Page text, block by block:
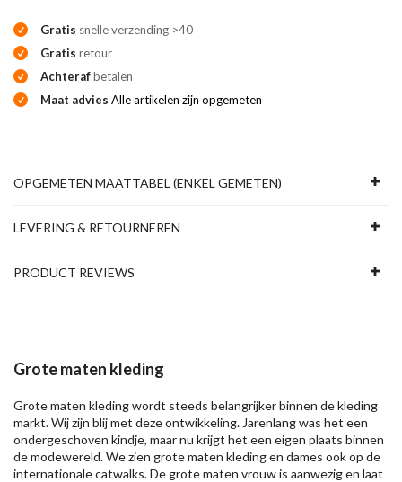
Gratis snelle verzending >40
Gratis retour
Achterafbetalen
Maat advies Alle artikelen zijn opgemeten
OPGEMETEN MAATTABEL (ENKEL GEMETEN)
LEVERING & RETOURNEREN
PRODUCT REVIEWS
Grote maten kleding
Grote maten kleding wordt steeds belangrijker binnen de kleding
markt. Wij zijn blij met deze ontwikkeling. Jarenlang was het een
ondergeschoven kindje, maar nu krijgt het een eigen plaats binnen
de modewereld. We zien grote maten kleding en dames ook op de
internationale catwalks. De grote maten vrouw is aanwezig en laat